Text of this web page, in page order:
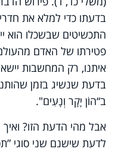
בדעתו כדי למלא את
התכשיטים שבשכלו הוא
פטירתו של האדם
איתנו, רק המחשבות
בדעת שנשיג בזמן
ב“הוֹן יָקָר וְנָעִים".
אבל מהי הדעת הזו?
לדעת שישנם שני סוגי